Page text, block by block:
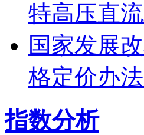
特高压直
国家发展
格定价办
指数分析